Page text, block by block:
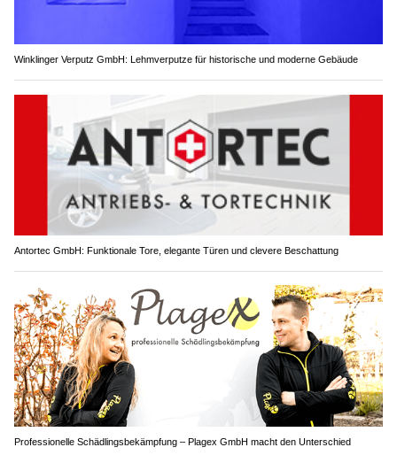
Winklinger Verputz GmbH: Lehmverputze für historische und moderne Gebäude
Antortec GmbH: Funktionale Tore, elegante Türen und clevere Beschattung
Professionelle Schädlingsbekämpfung – Plagex GmbH macht den Unterschied